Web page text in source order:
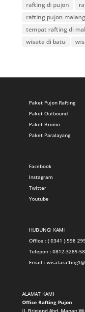
rafting di pujon
rafting pujon malang
tempat rafting di
wisata di batu
Paket Pujon Rafting
Paket Outbound
Paket Bromo
Paket Paralayang
Facebook
Instagram
Twitter
Youtube
HUBUNGI KAMI
Office : ( 0341 ) 598
Telepon : 0812-3289-
Email :
ALAMAT KAMI
Office Rafting Pujon
Jl. Brigjend Abd. Manan